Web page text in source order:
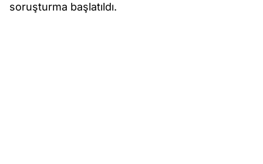
soruşturma başlatıldı.